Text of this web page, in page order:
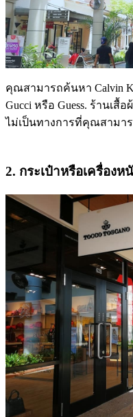
คุณสามารถค้นหา Calvin
Gucci หรือ Guess. ร้านเสื้
ไม่เป็นทางการที่คุณสามา
2. กระเป๋าหรือเครื่องห